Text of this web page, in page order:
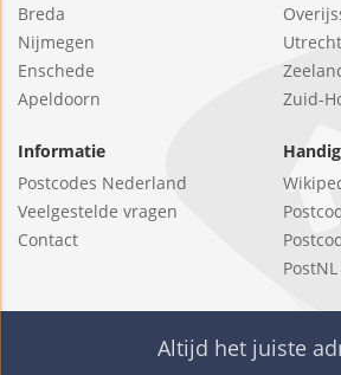
Breda
Nijmegen
Enschede
Apeldoorn
Utrecht
Zuid-
Informatie
Postcodes Nederland
Veelgestelde vragen
Contact
PostNL
Altijd het juiste